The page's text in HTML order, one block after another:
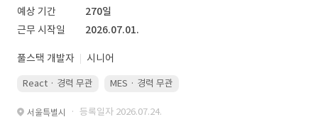
예상 기간
270일
근무 시작일
2026.07.01.
풀스택 개발자 시니어
React · 경력 무관 MES · 경력 무관
서울특별시 · 등록일자 2026.07.24.